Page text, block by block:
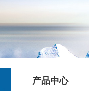
产品中心